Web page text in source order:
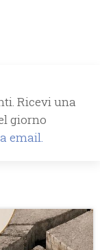
Ricevi una
giorno
email.